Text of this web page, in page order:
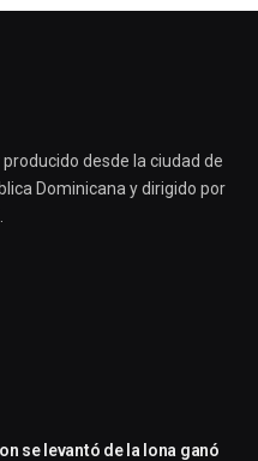
producido desde la ciudad de
Dominicana y dirigido por
se levantó de la lona ganó